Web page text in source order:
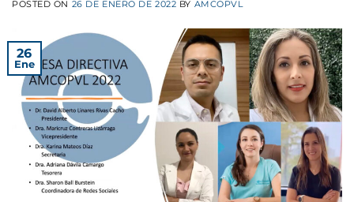
POSTED ON 26 DE ENERO DE 2022 BY AMCOPVL
26
Ene